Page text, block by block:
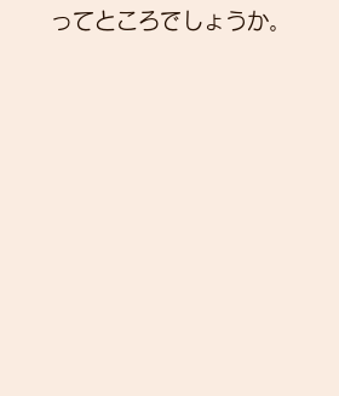
ってところでしょうか。